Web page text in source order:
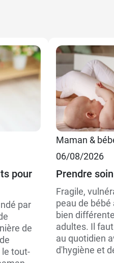
pour
par
de
tout-
Maman &
06/08/2026
Prendre
Fragile,
peau de
bien
adultes. Il
au quotidien
d'hygiène et